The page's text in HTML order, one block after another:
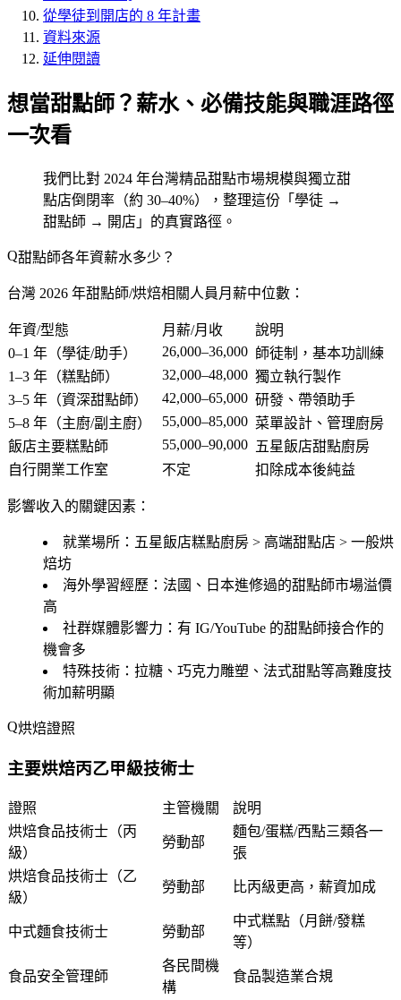
從學徒到開店的 8 年計畫
資料來源
延伸閱讀
想當甜點師？薪水、必備技能與職涯路徑
一次看
我們比對 2024 年台灣精品甜點市場規模與獨立甜
點店倒閉率（約 30–40%），整理這份「學徒 →
甜點師 → 開店」的真實路徑。
甜點師各年資薪水多少？
台灣 2026 年甜點師/烘焙相關人員月薪中位數：
年資/型態 月薪/月收
說明
0–1 年（學徒/助手）
26,000–36,000 師徒制，基本功訓練
1–3 年（糕點師）
32,000–48,000 獨立執行製作
3–5 年（資深甜點師）
42,000–65,000 研發、帶領助手
5–8 年（主廚/副主廚）
55,000–85,000 菜單設計、管理廚房
飯店主要糕點師
55,000–90,000 五星飯店甜點廚房
自行開業工作室
不定 扣除成本後純益
影響收入的關鍵因素：
就業場所 ：五星飯店糕點廚房 > 高端甜點店 > 一般烘
焙坊
海外學習經歷 ：法國、日本進修過的甜點師市場溢價
高
社群媒體影響力 ：有 IG/YouTube 的甜點師接合作的
機會多
特殊技術 ：拉糖、巧克力雕塑、法式甜點等高難度技
術加薪明顯
烘焙證照
主要烘焙丙乙甲級技術士
證照 主管機關
說明
烘焙食品技術士（丙
級）
勞動部
麵包/蛋糕/西點三類各一
張
烘焙食品技術士（乙
級）
勞動部 比丙級更高，薪資加成
中式麵食技術士 勞動部
中式糕點（月餅/發糕
等）
食品安全管理師
各民間機
構
食品製造業合規